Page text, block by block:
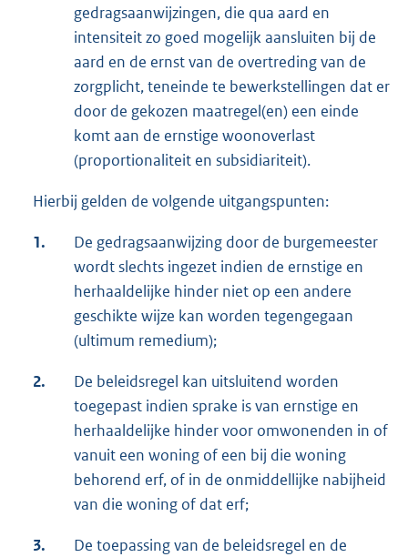
gedragsaanwijzingen, die qua aard en
intensiteit zo goed mogelijk aansluiten bij de
aard en de ernst van de overtreding van de
zorgplicht, teneinde te bewerkstellingen dat er
door de gekozen maatregel(en) een einde
komt aan de ernstige woonoverlast
(proportionaliteit en subsidiariteit).
Hierbij gelden de volgende uitgangspunten:
1.
De gedragsaanwijzing door de burgemeester
wordt slechts ingezet indien de ernstige en
herhaaldelijke hinder niet op een andere
geschikte wijze kan worden tegengegaan
(ultimum remedium);
2.
De beleidsregel kan uitsluitend worden
toegepast indien sprake is van ernstige en
herhaaldelijke hinder voor omwonenden in of
vanuit een woning of een bij die woning
behorend erf, of in de onmiddellijke nabijheid
van die woning of dat erf;
3.
De toepassing van de beleidsregel en de